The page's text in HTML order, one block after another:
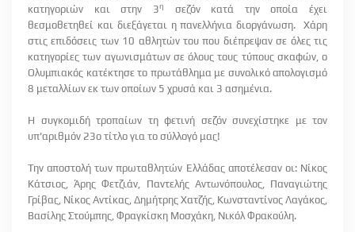
κατηγοριών και στην 3η
σεζόν κατά την οποία έχει
θεσμοθετηθεί και διεξάγεται η πανελλήνια διοργάνωση. Χάρη
στις επιδόσεις των 10 αθλητών του που διέπρεψαν σε όλες τις
κατηγορίες των αγωνισμάτων σε όλους τους τύπους σκαφών, ο
Ολυμπιακός κατέκτησε το πρωτάθλημα με συνολικό απολογισμό
8 μεταλλίων εκ των οποίων 5 χρυσά και 3 ασημένια.
Η συγκομιδή τροπαίων τη φετινή σεζόν συνεχίστηκε με τον
υπ'αριθμόν 23ο τίτλο για το σύλλογό μας!
Την αποστολή των πρωταθλητών Ελλάδας αποτέλεσαν οι: Νίκος
Κάτσιος, Άρης Φετζιάν, Παντελής Αντωνόπουλος, Παναγιώτης
Γρίβας, Νίκος Αντίκας, Δημήτρης Χατζής, Κωνσταντίνος Λαγάκος,
Βασίλης Στούμπης, Φραγκίσκη Μοσχάκη, Νικόλ Φρακούλη.